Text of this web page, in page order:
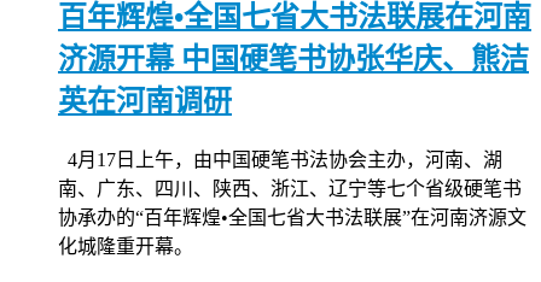
百年辉煌•全国七省大书法联展在河南
济源开幕 中国硬笔书协张华庆、熊洁
英在河南调研
4月17日上午，由中国硬笔书法协会主办，河南、湖
南、广东、四川、陕西、浙江、辽宁等七个省级硬笔书
协承办的“百年辉煌•全国七省大书法联展”在河南济源文
化城隆重开幕。